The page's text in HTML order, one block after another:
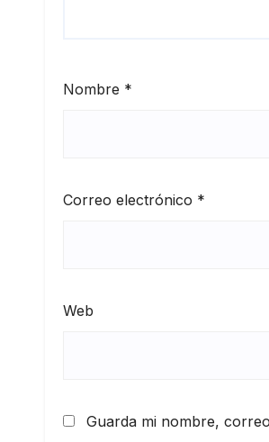
Nombre *
Correo electrónico *
Web
Guarda mi nombre,